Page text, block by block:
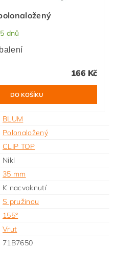
dnů
166 Kč
BLUM
Polonaložený
CLIP TOP
Nikl
35 mm
K nacvaknutí
S pružinou
155°
Vrut
71B7650